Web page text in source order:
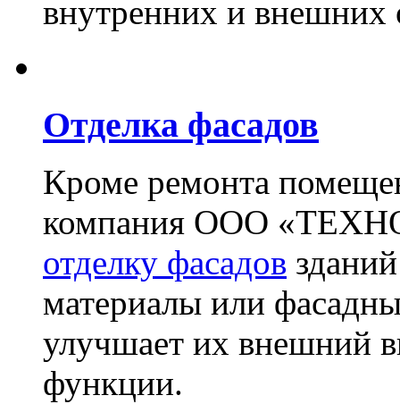
внутренних и внешних
Отделка фасадов
Кроме ремонта
компания ООО
отделку фасадов
материалы или
улучшает их внешний
функции.